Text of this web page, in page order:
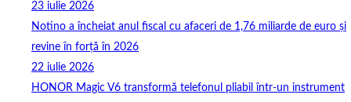
23 iulie 2026
Notino a încheiat anul fiscal cu afaceri de 1,76 miliarde de euro și
revine în forță în 2026
22 iulie 2026
HONOR Magic V6 transformă telefonul pliabil într-un instrument